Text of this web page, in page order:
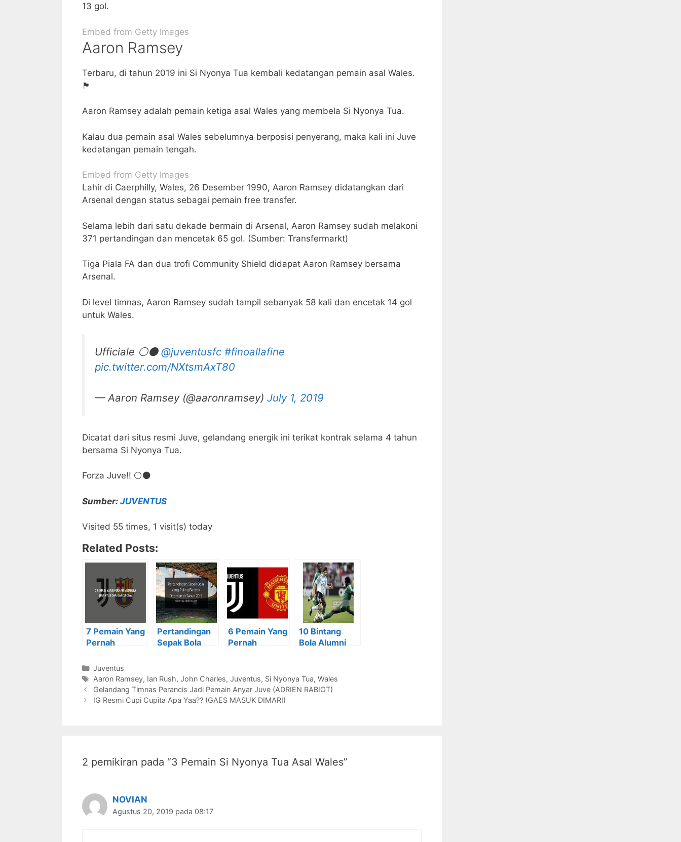
13 gol.
Embed from Getty Images
Aaron Ramsey
Terbaru, di tahun 2019 ini Si Nyonya Tua kembali kedatangan pemain asal Wales.
🏴󠁧󠁢󠁷󠁬󠁳󠁿
Aaron Ramsey adalah pemain ketiga asal Wales yang membela Si Nyonya Tua.
Kalau dua pemain asal Wales sebelumnya berposisi penyerang, maka kali ini Juve
kedatangan pemain tengah.
Embed from Getty Images
Lahir di Caerphilly, Wales, 26 Desember 1990, Aaron Ramsey didatangkan dari
Arsenal dengan status sebagai pemain free transfer.
Selama lebih dari satu dekade bermain di Arsenal, Aaron Ramsey sudah melakoni
371 pertandingan dan mencetak 65 gol. (Sumber: Transfermarkt)
Tiga Piala FA dan dua trofi Community Shield didapat Aaron Ramsey bersama
Arsenal.
Di level timnas, Aaron Ramsey sudah tampil sebanyak 58 kali dan encetak 14 gol
untuk Wales.
Ufficiale ⚪️⚫️ @juventusfc #finoallafine
pic.twitter.com/NXtsmAxT80
— Aaron Ramsey (@aaronramsey) July 1, 2019
Dicatat dari situs resmi Juve, gelandang energik ini terikat kontrak selama 4 tahun
bersama Si Nyonya Tua.
Forza Juve!! ⚪️⚫️
Sumber: JUVENTUS
Visited 55 times, 1 visit(s) today
Related Posts:
7 Pemain Yang
Pernah
Juventus dan
Barcelona
Pertandingan
Sepak Bola
Tahun 2019
6 Pemain Yang
Pernah
10 Bintang
Bola Alumni
Kategori
Juventus
Tag
Aaron Ramsey, Ian Rush, John Charles, Juventus, Si Nyonya Tua, Wales
Gelandang Timnas Perancis Jadi Pemain Anyar Juve (ADRIEN RABIOT)
IG Resmi Cupi Cupita Apa Yaa?? (GAES MASUK DIMARI)
2 pemikiran pada “3 Pemain Si Nyonya Tua Asal Wales”
NOVIAN
Agustus 20, 2019 pada 08:17